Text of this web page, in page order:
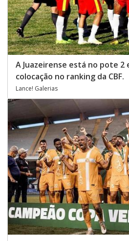
A Juazeirense está no pote 2
colocação no ranking da CBF.
Lance! Galerias